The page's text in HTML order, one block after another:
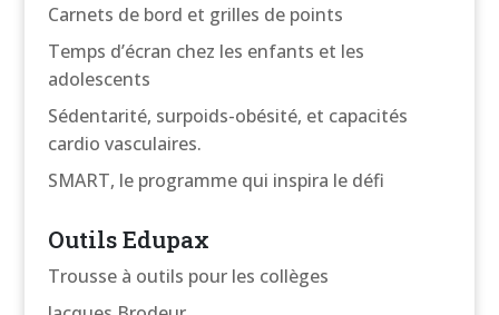
Carnets de bord et grilles de points
Temps d’écran chez les enfants et les
adolescents
Sédentarité, surpoids-obésité, et capacités
cardio vasculaires.
SMART, le programme qui inspira le défi
Outils Edupax
Trousse à outils pour les collèges